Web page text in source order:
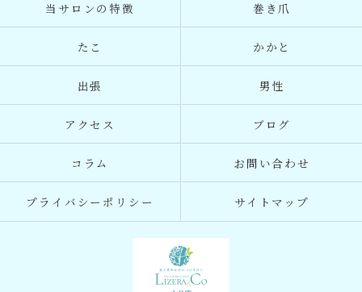
当サロンの特徴 巻き爪
たこ かかと
出張 男性
アクセス ブログ
コラム お問い合わせ
プライバシーポリシー サイトマップ